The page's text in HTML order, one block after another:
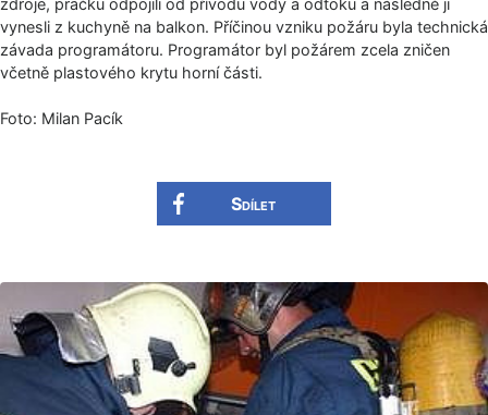
vynesli z kuchyně na balkon. Příčinou vzniku požáru byla technická
závada programátoru. Programátor byl požárem zcela zničen
včetně plastového krytu horní části.
Foto: Milan Pacík
Sdílet